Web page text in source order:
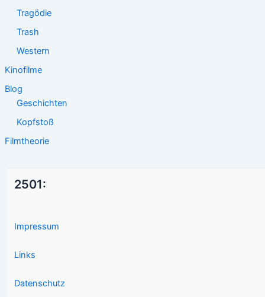
Tragödie
Trash
Western
Kinofilme
Blog
Geschichten
Kopfstoß
Filmtheorie
2501:
Impressum
Links
Datenschutz